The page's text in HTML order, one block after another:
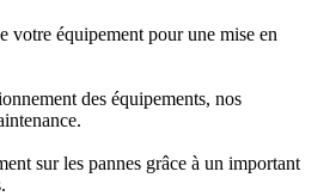
votre équipement pour une mise en
des équipements, nos
sur les pannes grâce à un important